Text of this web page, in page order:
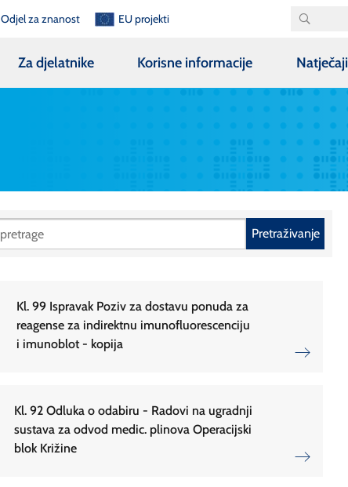
Odjel za znanost EU projekti
Za djelatnike Korisne informacije Natječaji
Pretraživanje
Kl. 99 Ispravak Poziv za dostavu ponuda za
reagense za indirektnu imunofluorescenciju
i imunoblot - kopija
Kl. 92 Odluka o odabiru - Radovi na ugradnji
sustava za odvod medic. plinova Operacijski
blok Križine